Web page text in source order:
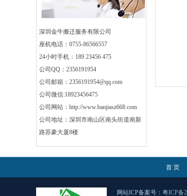
深圳金牛搬迁服务有限公司
座机电话：0755-86566557
24小时手机：189 23456 475
公司QQ：2356191954
公司邮箱：2356191954@qq.com
公司微信:18923456475
公司网站：http://www.banjiasz668.com
公司地址：深圳市南山区南头街道南新
路苏豪大厦8楼
首 页
网站ICP备案号： 粤ICP备